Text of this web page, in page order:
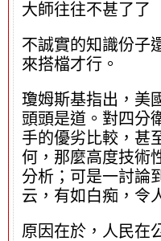
大師往往不甚了了
不誠實的知識份子
來搭檔才行。
瓊姆斯基指出，美
頭頭是道。對四分
手的優劣比較，甚
何，那麼高度技術
分析；可是一討論
云，有如白痴，令
原因在於，人民在